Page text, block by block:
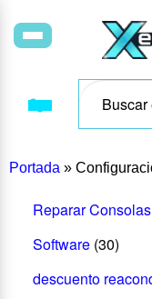
Portada »
Reparar Consolas
Software (30)
descuento